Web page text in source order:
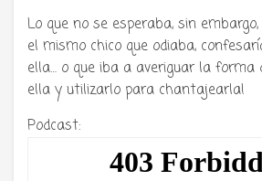
Lo que no se esperaba, sin
el mismo chico que odiaba,
ella… o que iba a averiguar la forma
ella y utilizarlo para chantajearla!
Podcast: